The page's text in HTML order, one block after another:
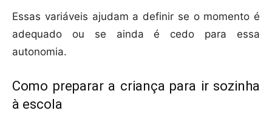
Essas variáveis ajudam a definir se o momento é
adequado ou se ainda é cedo para essa
autonomia.
Como preparar a criança para ir sozinha
à escola